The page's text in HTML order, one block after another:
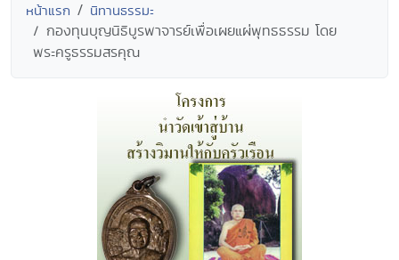
หน้าแรก นิทานธรรมะ
กองทุนบุญนิธิบูรพาจารย์เพื่อเผยแผ่พุทธธรรม โดย
พระครูธรรมสรคุณ